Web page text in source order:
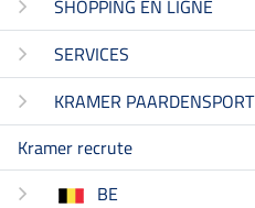
SHOPPING EN LIGNE
SERVICES
KRAMER PAARDENSPORT
Kramer recrute
BE